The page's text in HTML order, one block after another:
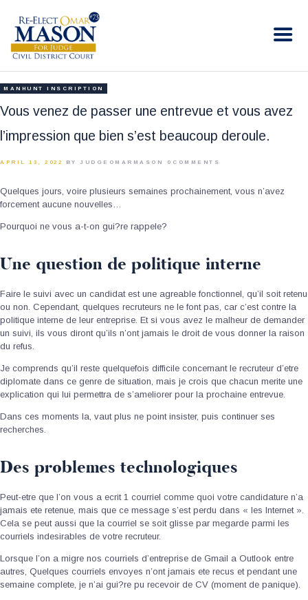
RE-ELECT OMAR MASON JUDGE
HOME
BIO
CONTACT
MANHUNT INSCRIPTION
Vous venez de passer une entrevue et vous avez
l’impression que bien s’est beaucoup deroule.
APRIL 13, 2022 BY JUDGEOMARMASON 0 COMMENTS
Quelques jours, voire plusieurs semaines prochainement, vous n’avez
forcement aucune nouvelles…
Pourquoi ne vous a-t-on gui?re rappele?
Une question de politique interne
Faire le suivi avec un candidat est une agreable fonctionnel, qu’il soit retenu
ou non. Cependant, quelques recruteurs ne le font pas, car c’est contre la
politique interne de leur entreprise. Et si vous avez le malheur de demander
un suivi, ils vous diront qu’ils n’ont jamais le droit de vous donner la raison
du refus.
Je comprends qu’il reste quelquefois difficile concernant le recruteur d’etre
diplomate dans ce genre de situation, mais je crois que chacun merite une
explication qui lui permettra de s’ameliorer pour la prochaine entrevue.
Dans ces moments la, vaut plus ne point insister, puis continuer ses
recherches.
Des problemes technologiques
Peut-etre que l’on vous a ecrit 1 courriel comme quoi votre candidature n’a
jamais ete retenue, mais que ce message s’est perdu dans « les Internet ».
Cela se peut aussi que la courriel se soit glisse par megarde parmi les
courriels indesirables de votre recruteur.
Lorsque l’on a migre nos courriels d’entreprise de Gmail a Outlook entre
autres, Quelques courriels envoyes n’ont jamais ete recus et pendant une
semaine complete, je n’ai gui?re pu recevoir de CV (moment de panique).